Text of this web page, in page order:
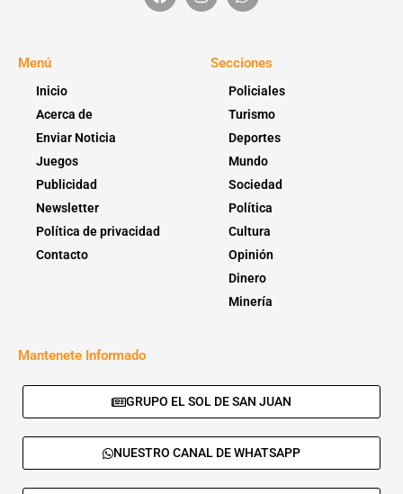
Menú
Inicio
Acerca de
Enviar Noticia
Juegos
Publicidad
Newsletter
Política de privacidad
Contacto
Secciones
Policiales
Turismo
Deportes
Mundo
Sociedad
Política
Cultura
Opinión
Dinero
Minería
Mantenete Informado
GRUPO EL SOL DE SAN JUAN
NUESTRO CANAL DE WHATSAPP